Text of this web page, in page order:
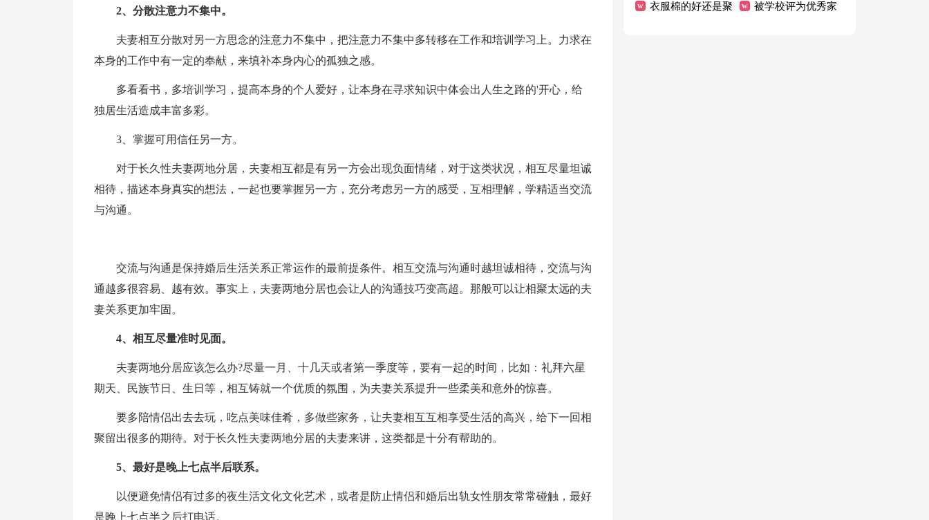
2、分散注意力不集中。
夫妻相互分散对另一方思念的注意力不集中，把注意力不集中多转移在工作和培训学习上。力求在
本身的工作中有一定的奉献，来填补本身内心的孤独之感。
多看看书，多培训学习，提高本身的个人爱好，让本身在寻求知识中体会出人生之路的'开心，给
独居生活造成丰富多彩。
3、掌握可用信任另一方。
对于长久性夫妻两地分居，夫妻相互都是有另一方会出现负面情绪，对于这类状况，相互尽量坦诚
相待，描述本身真实的想法，一起也要掌握另一方，充分考虑另一方的感受，互相理解，学精适当交流
与沟通。
交流与沟通是保持婚后生活关系正常运作的最前提条件。相互交流与沟通时越坦诚相待，交流与沟
通越多很容易、越有效。事实上，夫妻两地分居也会让人的沟通技巧变高超。那般可以让相聚太远的夫
妻关系更加牢固。
4、相互尽量准时见面。
夫妻两地分居应该怎么办?尽量一月、十几天或者第一季度等，要有一起的时间，比如：礼拜六星
期天、民族节日、生日等，相互铸就一个优质的氛围，为夫妻关系提升一些柔美和意外的惊喜。
要多陪情侣出去去玩，吃点美味佳肴，多做些家务，让夫妻相互互相享受生活的高兴，给下一回相
聚留出很多的期待。对于长久性夫妻两地分居的夫妻来讲，这类都是十分有帮助的。
5、最好是晚上七点半后联系。
以便避免情侣有过多的夜生活文化文化艺术，或者是防止情侣和婚后出轨女性朋友常常碰触，最好
是晚上七点半之后打电话。
长感言 主题作文
衣服棉的好还是聚 被学校评为优秀家